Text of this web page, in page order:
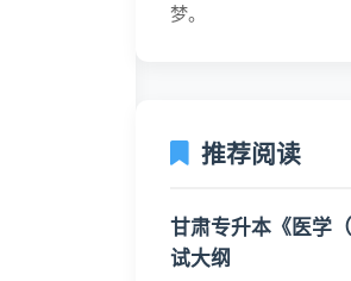
梦。
推荐阅读
甘肃专升本《医学
试大纲